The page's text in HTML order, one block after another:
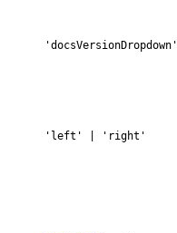
'docsVersionDropdown'
'left' | 'right'